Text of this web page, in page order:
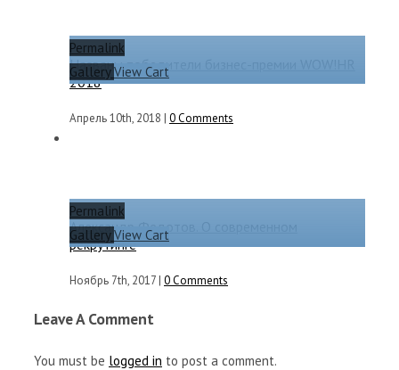
Permalink
GalleryView Cart
Названы победители бизнес-премии WOW!HR
2018
Апрель 10th, 2018 | 0 Comments
Permalink
GalleryView Cart
Александр Федотов. О современном
рекрутинге
Ноябрь 7th, 2017 | 0 Comments
Leave A Comment
You must be logged in to post a comment.